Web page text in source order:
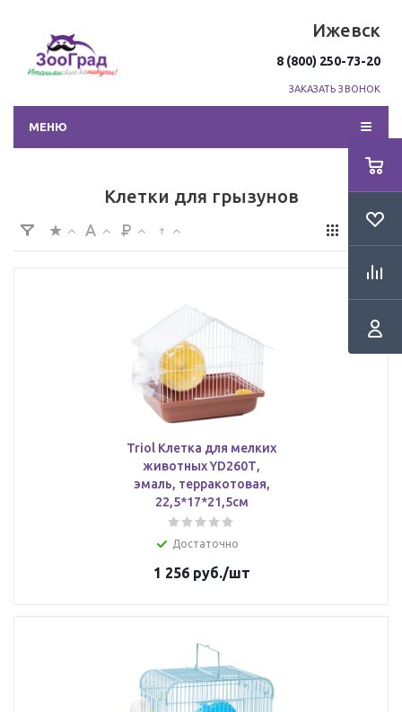
Ижевск
8 (800) 250-73-20
ЗАКАЗАТЬ ЗВОНОК
МЕНЮ
Клетки для грызунов
Triol Клетка для мелких
животных YD260Т,
эмаль, терракотовая,
22,5*17*21,5см
Достаточно
1 256руб./шт